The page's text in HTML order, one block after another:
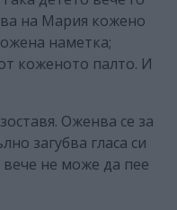
на Мария кожено
наметка;
коженото палто. И
Оженва се за
загубва гласа си
не може да пее